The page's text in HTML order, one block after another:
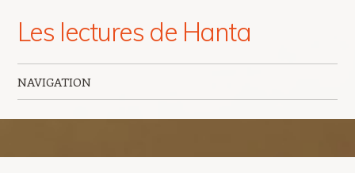
Les lectures de Hanta
NAVIGATION